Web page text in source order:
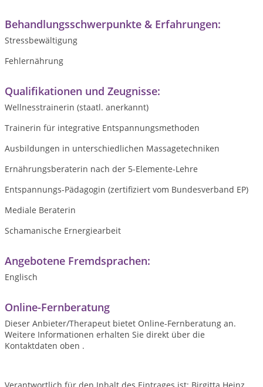
Behandlungsschwerpunkte & Erfahrungen:
Stressbewältigung
Fehlernährung
Qualifikationen und Zeugnisse:
Wellnesstrainerin (staatl. anerkannt)
Trainerin für integrative Entspannungsmethoden
Ausbildungen in unterschiedlichen Massagetechniken
Ernährungsberaterin nach der 5-Elemente-Lehre
Entspannungs-Pädagogin (zertifiziert vom Bundesverband EP)
Mediale Beraterin
Schamanische Ernergiearbeit
Angebotene Fremdsprachen:
Englisch
Online-Fernberatung
Dieser Anbieter/Therapeut bietet Online-Fernberatung an.
Weitere Informationen erhalten Sie direkt über die
Kontaktdaten oben .